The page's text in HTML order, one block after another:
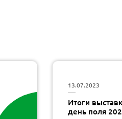
13.07.2023
Итоги
день поля